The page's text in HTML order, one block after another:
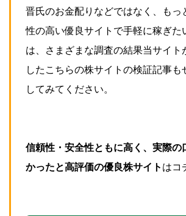
晋氏のお金配りなどではなく、もっ
性の高い優良サイトで手軽に稼ぎた
は、さまざまな調査の結果当サイト
したこちらの株サイトの検証記事も
してみてください。
信頼性・安全性ともに高く、実際の
かったと高評価の優良株サイト はコ